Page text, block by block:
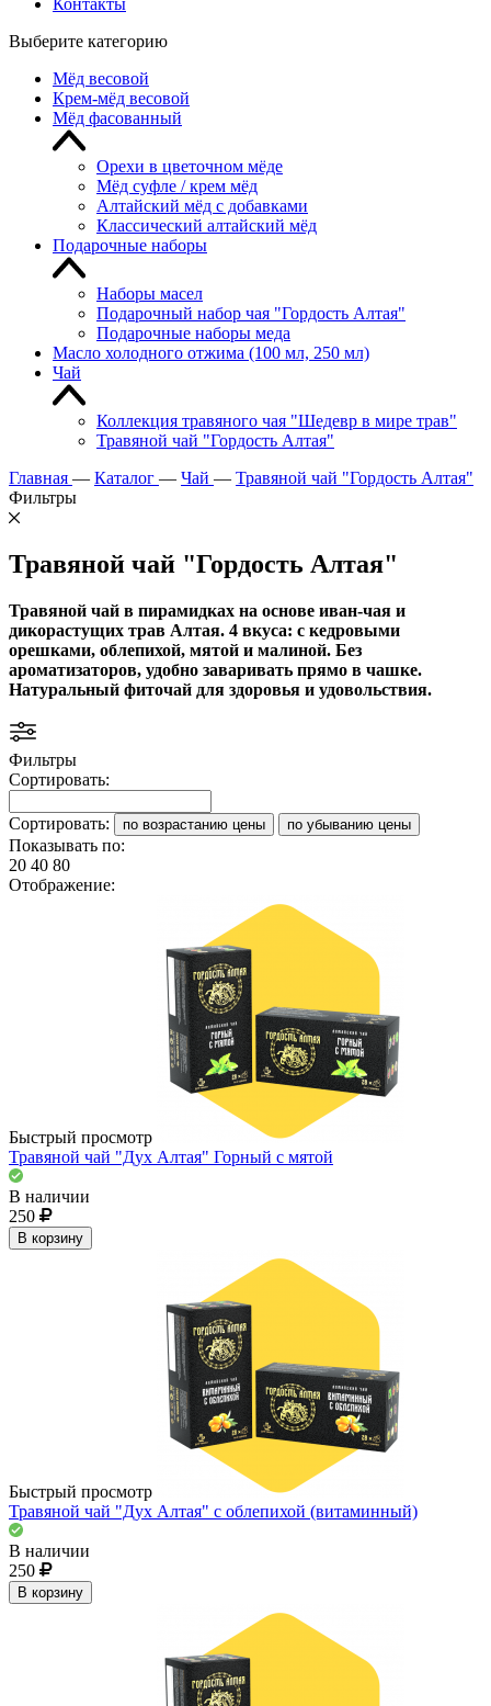
Контакты
Выберите категорию
Мёд весовой
Крем-мёд весовой
Мёд фасованный
Орехи в цветочном мёде
Мёд суфле / крем мёд
Алтайский мёд с добавками
Классический алтайский мёд
Подарочные наборы
Наборы масел
Подарочный набор чая "Гордость Алтая"
Подарочные наборы меда
Масло холодного отжима (100 мл, 250 мл)
Чай
Коллекция травяного чая "Шедевр в мире трав"
Травяной чай "Гордость Алтая"
Главная — Каталог — Чай — Травяной чай "Гордость Алтая"
Фильтры
Травяной чай "Гордость Алтая"
Травяной чай в пирамидках на основе иван-чая и
дикорастущих трав Алтая. 4 вкуса: с кедровыми
орешками, облепихой, мятой и малиной. Без
ароматизаторов, удобно заваривать прямо в чашке.
Натуральный фиточай для здоровья и удовольствия.
Фильтры
Сортировать:
Сортировать: по возрастанию цены по убыванию цены
Показывать по:
20 40 80
Отображение:
Быстрый просмотр
Травяной чай "Дух Алтая" Горный с мятой
В наличии
250
В корзину
Быстрый просмотр
Травяной чай "Дух Алтая" с облепихой (витаминный)
В наличии
250
В корзину